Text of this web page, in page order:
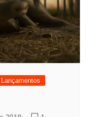
Lançamentos